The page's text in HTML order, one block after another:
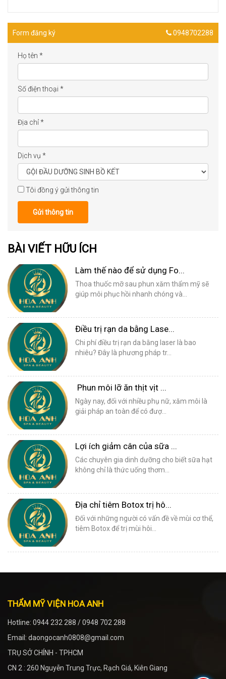
Form đăng ký 0948702288
Họ tên *
Số điện thoại *
Địa chỉ*
Dịch vụ *
Tôi đồng ý gửi thông tin
Gửi thông tin
BÀI VIẾT HỮU ÍCH
Làm thế nào để sử dụng Fo...
Thoa thuốc mỡ sau phun xăm thẩm mỹ sẽ
giúp môi phục hồi nhanh chóng và...
Điều trị rạn da bằng Lase...
Chi phí điều trị rạn da bằng laser là bao
nhiêu? Đây là phương pháp tr...
Phun môi lỡ ăn thịt vịt ...
Ngày nay, đối với nhiều phụ nữ, xăm môi là
giải pháp an toàn để có đượ...
Lợi ích giảm cân của sữa ...
Các chuyên gia dinh dưỡng cho biết sữa hạt
không chỉ là thức uống thơm...
Địa chỉ tiêm Botox trị hô...
Đối với những người có vấn đề về mùi cơ thể,
tiêm Botox để trị mùi hôi...
THẨM MỸ VIỆN HOA ANH
Hotline: 0944 232 288 / 0948 702 288
Email: daongocanh0808@gmail.com
TRỤ SỞ CHÍNH - TPHCM
CN 2 : 260 Nguyễn Trung Trực, Rạch Giá, Kiên Giang